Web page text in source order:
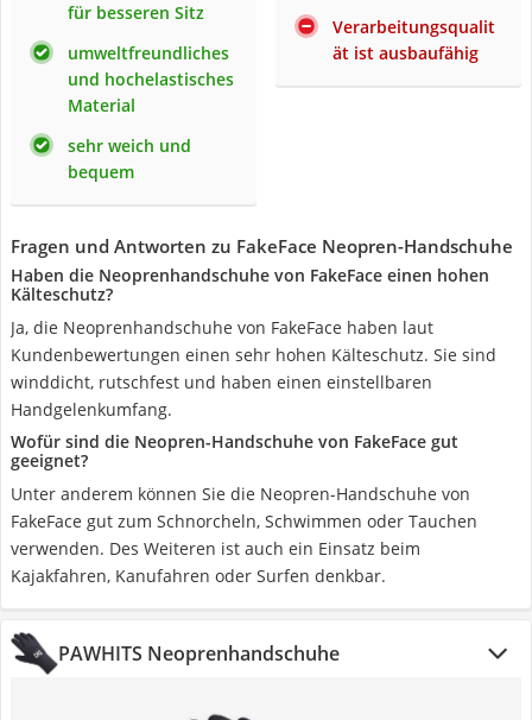
für besseren Sitz
umweltfreundliches
und hochelastisches
Material
sehr weich und
bequem
Verarbeitungsqualit
ät ist ausbaufähig
Fragen und Antworten zu FakeFace Neopren-Handschuhe
Haben die Neoprenhandschuhe von FakeFace einen hohen
Kälteschutz?
Ja, die Neoprenhandschuhe von FakeFace haben laut
Kundenbewertungen einen sehr hohen Kälteschutz. Sie sind
winddicht, rutschfest und haben einen einstellbaren
Handgelenkumfang.
Wofür sind die Neopren-Handschuhe von FakeFace gut
geeignet?
Unter anderem können Sie die Neopren-Handschuhe von
FakeFace gut zum Schnorcheln, Schwimmen oder Tauchen
verwenden. Des Weiteren ist auch ein Einsatz beim
Kajakfahren, Kanufahren oder Surfen denkbar.
PAWHITS Neoprenhandschuhe